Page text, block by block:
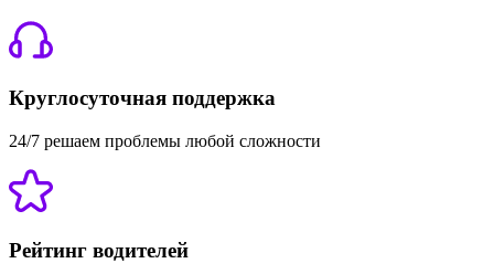
Круглосуточная поддержка
24/7 решаем проблемы любой сложности
Рейтинг водителей